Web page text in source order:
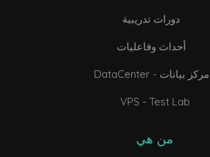
دورات تدريبية
أحداث وفاعليات
DataCenter - مركز بيانات
VPS - Test Lab
من هي